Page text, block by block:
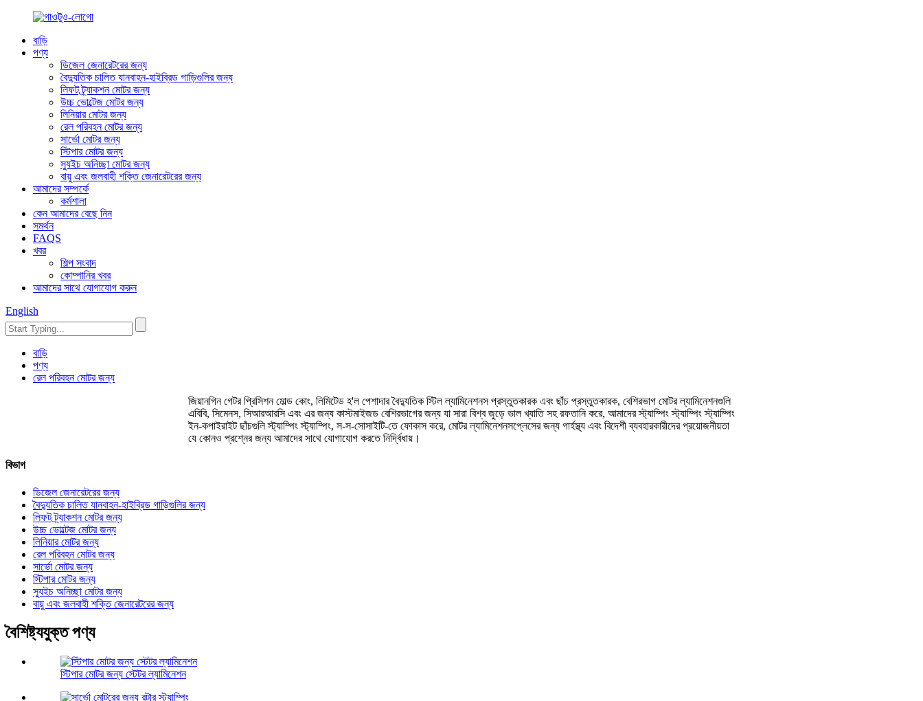
বাড়ি
পণ্য
ডিজেল জেনারেটরের জন্য
বৈদ্যুতিক চালিত যানবাহন-হাইব্রিড গাড়িগুলির জন্য
লিফট ট্র্যাকশন মোটর জন্য
উচ্চ ভোল্টেজ মোটর জন্য
লিনিয়ার মোটর জন্য
রেল পরিবহন মোটর জন্য
সার্ভো মোটর জন্য
স্টিপার মোটর জন্য
স্যুইচ অনিচ্ছা মোটর জন্য
বায়ু এবং জলবাহী শক্তি জেনারেটরের জন্য
আমাদের সম্পর্কে
কর্মশালা
কেন আমাদের বেছে নিন
সমর্থন
FAQS
খবর
শিল্প সংবাদ
কোম্পানির খবর
আমাদের সাথে যোগাযোগ করুন
English
বাড়ি
পণ্য
রেল পরিবহন মোটর জন্য
জিয়ানগিন গেটর প্রিসিশন মোল্ড কোং, লিমিটেড হ'ল পেশাদার বৈদ্যুতিক স্টিল ল্যামিনেশনস প্রস্তুতকারক এবং ছাঁচ প্রস্তুতকারক, বেশিরভাগ মোটর ল্যামিনেশনগুলি
এবিবি, সিমেনস, সিআরআরসি এবং এর জন্য কাস্টমাইজড বেশিরভাগের জন্য যা সারা বিশ্ব জুড়ে ভাল খ্যাতি সহ রফতানি করে, আমাদের স্ট্যাম্পিং স্ট্যাম্পিং স্ট্যাম্পিং
ইন-কপাইরাইট ছাঁচগুলি স্ট্যাম্পিং স্ট্যাম্পিং, স-স-সোসাইটি-তে ফোকাস করে, মোটর ল্যামিনেশনসপ্লেসের জন্য গার্হস্থ্য এবং বিদেশী ব্যবহারকারীদের প্রয়োজনীয়তা
যে কোনও প্রশ্নের জন্য আমাদের সাথে যোগাযোগ করতে নির্দ্বিধায়।
বিভাগ
ডিজেল জেনারেটরের জন্য
বৈদ্যুতিক চালিত যানবাহন-হাইব্রিড গাড়িগুলির জন্য
লিফট ট্র্যাকশন মোটর জন্য
উচ্চ ভোল্টেজ মোটর জন্য
লিনিয়ার মোটর জন্য
রেল পরিবহন মোটর জন্য
সার্ভো মোটর জন্য
স্টিপার মোটর জন্য
স্যুইচ অনিচ্ছা মোটর জন্য
বায়ু এবং জলবাহী শক্তি জেনারেটরের জন্য
বৈশিষ্ট্যযুক্ত পণ্য
স্টিপার মোটর জন্য স্টেটর ল্যামিনেশন